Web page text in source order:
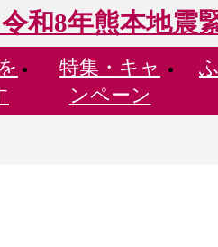
令和8年熊本地震
特集・ キャ
ンペーン